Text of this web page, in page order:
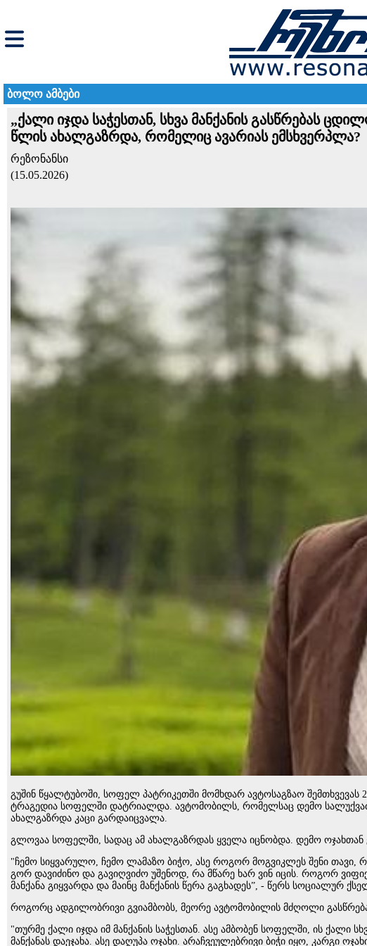
ბოლო ამბები
„ქალი იჯდა სა­ჭეს­თან, სხვა მან­ქა­ნის გას­წრე­ბას
წლის ახალგაზრდა, რომელიც ავარიას ემსხვერპლა?
რეზონანსი
(15.05.2026)
გუ­შინ წყალ­ტუ­ბო­ში, სო­ფელ პატ­რი­კეთ­ში მომ­ხდარ ავ­ტო­საგ­ზაო
ტრა­გე­დია სო­ფელ­ში დატ­რი­ალ­და. ავ­ტო­მო­ბილს, რო­მელ­საც დემო სა­ლუქ­ვა­ძე
ახალ­გაზ­რდა კაცი გარ­და­იც­ვა­ლა.
გლო­ვაა სო­ფელ­ში, სა­დაც ამ ახალ­გაზ­რდას ყვე­ლა იც­ნობ­და. დემო
"ჩემო სიყ­ვა­რუ­ლო, ჩემო ლა­მა­ზო ბიჭო, ასე რო­გორ მოგ­ვიკ­ლეს შენი თავი,
გორ და­ვი­ძი­ნო და გა­ვიღ­ვი­ძო უშე­ნოდ, რა მწა­რე ხარ ვინ იცის. რო­გორ
მან­ქა­ნა გიყ­ვარ­და და მა­ინც მან­ქა­ნის წერა გაგ­ხა­დეს”, - წერს სო­ცი­ა­ლურ
რო­გორც ად­გი­ლობ­რი­ვი გვი­ამ­ბობს, მე­ო­რე ავ­ტო­მო­ბი­ლის მძღო­ლი
"თურ­მე ქალი იჯდა იმ მან­ქა­ნის სა­ჭეს­თან. ასე ამ­ბო­ბენ სო­ფელ­ში, ის ქალი
მან­ქა­ნას და­ე­ჯა­ხა. ასე და­ღუ­პა ოჯა­ხი. არაჩ­ვე­უ­ლებ­რი­ვი ბიჭი იყო, კარ­გი